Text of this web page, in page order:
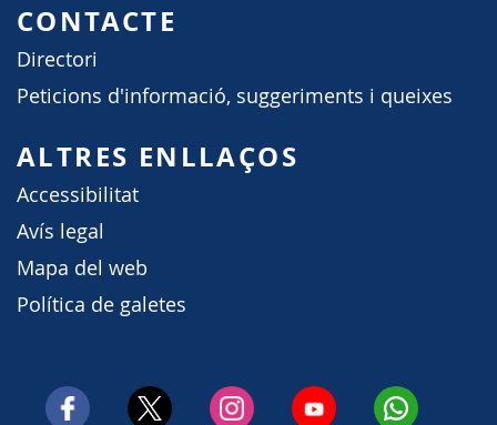
CONTACTE
Directori
Peticions d'informació, suggeriments i queixes
ALTRES ENLLAÇOS
Accessibilitat
Avís legal
Mapa del web
Política de galetes